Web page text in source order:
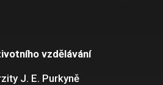
vzdělávání
J. E. Purkyně